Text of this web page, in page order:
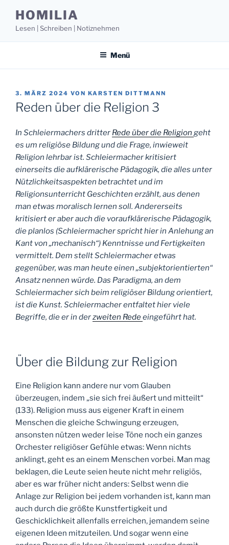
Inhalt
springen
HOMILIA
Lesen | Schreiben | Notiznehmen
Menü
VERÖFFENTLICHT
AM
3. MÄRZ 2024 VON KARSTEN DITTMANN
Reden über die Religion 3
In Schleiermachers dritter Rede über die Religion geht
es um religiöse Bildung und die Frage, inwieweit
Religion lehrbar ist. Schleiermacher kritisiert
einerseits die aufklärerische Pädagogik, die alles unter
Nützlichkeitsaspekten betrachtet und im
Religionsunterricht Geschichten erzählt, aus denen
man etwas moralisch lernen soll. Andererseits
kritisiert er aber auch die voraufklärerische Pädagogik,
die planlos (Schleiermacher spricht hier in Anlehung an
Kant von „mechanisch“) Kenntnisse und Fertigkeiten
vermittelt. Dem stellt Schleiermacher etwas
gegenüber, was man heute einen „subjektorientierten“
Ansatz nennen würde. Das Paradigma, an dem
Schleiermacher sich beim religiöser Bildung orientiert,
ist die Kunst. Schleiermacher entfaltet hier viele
Begriffe, die er in derzweiten Redeeingeführt hat.
Über die Bildung zur Religion
Eine Religion kann andere nur vom Glauben
überzeugen, indem „sie sich frei äußert und mitteilt“
(133). Religion muss aus eigener Kraft in einem
Menschen die gleiche Schwingung erzeugen,
ansonsten nützen weder leise Töne noch ein ganzes
Orchester religiöser Gefühle etwas: Wenn nichts
anklingt, geht es an einem Menschen vorbei. Man mag
beklagen, die Leute seien heute nicht mehr religiös,
aber es war früher nicht anders: Selbst wenn die
Anlage zur Religion bei jedem vorhanden ist, kann man
auch durch die größte Kunstfertigkeit und
Geschicklichkeit allenfalls erreichen, jemandem seine
eigenen Ideen mitzuteilen. Und sogar wenn eine